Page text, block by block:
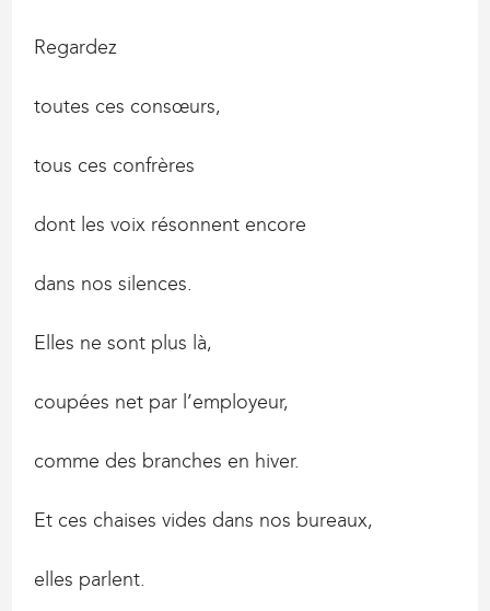
Regardez
toutes ces consœurs,
tous ces confrères
dont les voix résonnent encore
dans nos silences.
Elles ne sont plus là,
coupées net par l’employeur,
comme des branches en hiver.
Et ces chaises vides dans nos bureaux,
elles parlent.